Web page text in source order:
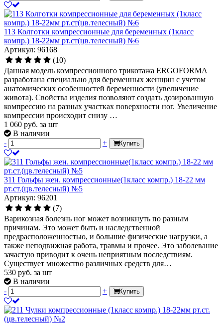
113 Колготки компрессионные для беременных (1класс
компр.) 18-22мм рт.ст(цв.телесный) №6
Артикул: 96168
(10)
Данная модель компрессионного трикотажа ERGOFORMA
разработана специально для беременных женщин с учетом
анатомических особенностей беременности (увеличение
живота). Свойства изделия позволяют создать дозированную
компрессию на разных участках поверхности ног. Увеличение
компрессии происходит снизу …
1 060 руб. за шт
В наличии
-
+ Купить
311 Гольфы жен. компрессионные(1класс компр.) 18-22 мм
рт.ст.(цв.телесный) №5
Артикул: 96201
(7)
Варикозная болезнь ног может возникнуть по разным
причинам. Это может быть и наследственной
предрасположенностью, и большие физические нагрузки, а
также неподвижная работа, травмы и прочее. Это заболевание
зачастую приводит к очень неприятным последствиям.
Существует множество различных средств для…
530 руб. за шт
В наличии
-
+ Купить